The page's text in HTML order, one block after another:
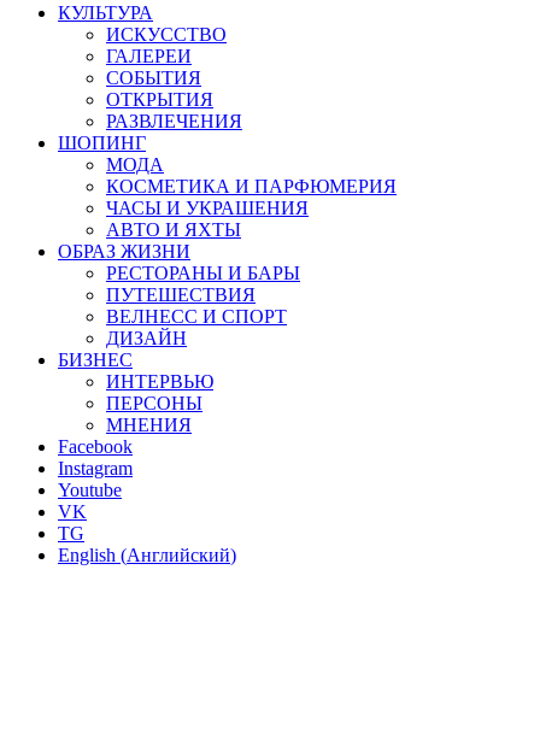
КУЛЬТУРА
ИСКУССТВО
ГАЛЕРЕИ
СОБЫТИЯ
ОТКРЫТИЯ
РАЗВЛЕЧЕНИЯ
ШОПИНГ
МОДА
КОСМЕТИКА И ПАРФЮМЕРИЯ
ЧАСЫ И УКРАШЕНИЯ
АВТО И ЯХТЫ
ОБРАЗ ЖИЗНИ
РЕСТОРАНЫ И БАРЫ
ПУТЕШЕСТВИЯ
ВЕЛНЕСС И СПОРТ
ДИЗАЙН
БИЗНЕС
ИНТЕРВЬЮ
ПЕРСОНЫ
МНЕНИЯ
Facebook
Instagram
Youtube
VK
TG
English (Английский)